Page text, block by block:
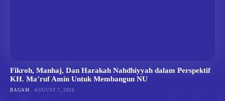
Fikroh, Manhaj, Dan Harakah Nahdhiyyah dalam Perspektif
KH. Ma’ruf Amin Untuk Membangun NU
RAGAM AUGUST 7, 2026